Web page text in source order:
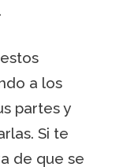
a los
partes y
Si te
de que se